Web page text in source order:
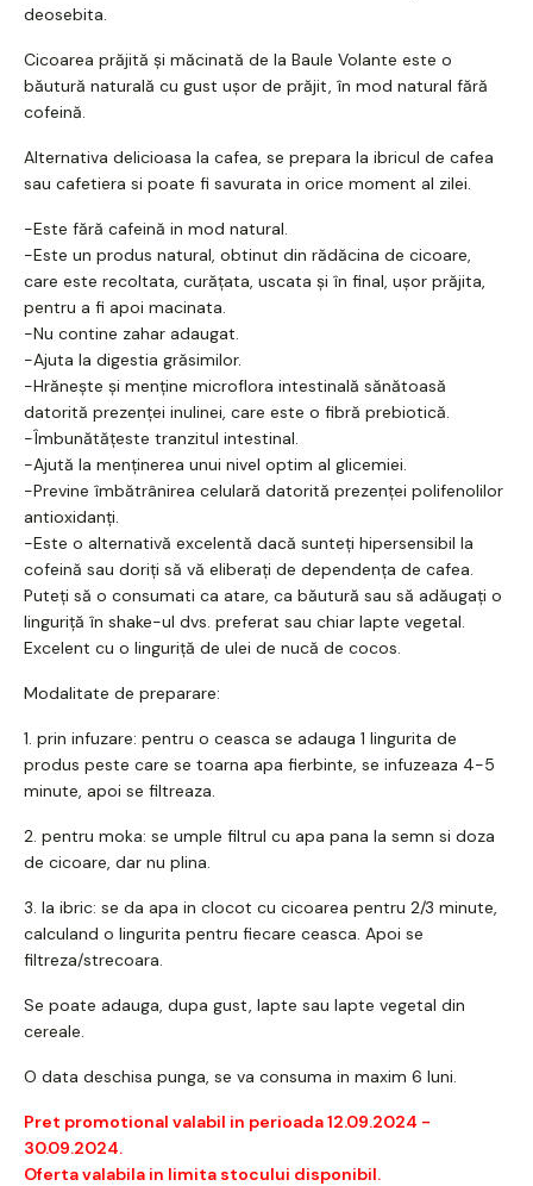
deosebita.
Cicoarea prăjită și măcinată de la Baule Volante este o
băutură naturală cu gust ușor de prăjit, în mod natural fără
cofeină.
Alternativa delicioasa la cafea, se prepara la ibricul de cafea
sau cafetiera si poate fi savurata in orice moment al zilei.
-Este fără cafeină in mod natural.
-Este un produs natural, obtinut din rădăcina de cicoare,
care este recoltata, curățata, uscata și în final, ușor prăjita,
pentru a fi apoi macinata.
-Nu contine zahar adaugat.
-Ajuta la digestia grăsimilor.
-Hrănește și menține microflora intestinală sănătoasă
datorită prezenței inulinei, care este o fibră prebiotică.
-Îmbunătățeste tranzitul intestinal.
-Ajută la menținerea unui nivel optim al glicemiei.
-Previne îmbătrânirea celulară datorită prezenței polifenolilor
antioxidanți.
-Este o alternativă excelentă dacă sunteți hipersensibil la
cofeină sau doriți să vă eliberați de dependența de cafea.
Puteți să o consumati ca atare, ca băutură sau să adăugați o
linguriță în shake-ul dvs. preferat sau chiar lapte vegetal.
Excelent cu o linguriță de ulei de nucă de cocos.
Modalitate de preparare:
1. prin infuzare: pentru o ceasca se adauga 1 lingurita de
produs peste care se toarna apa fierbinte, se infuzeaza 4-5
minute, apoi se filtreaza.
2. pentru moka: se umple filtrul cu apa pana la semn si doza
de cicoare, dar nu plina.
3. la ibric: se da apa in clocot cu cicoarea pentru 2/3 minute,
calculand o lingurita pentru fiecare ceasca. Apoi se
filtreza/strecoara.
Se poate adauga, dupa gust, lapte sau lapte vegetal din
cereale.
O data deschisa punga, se va consuma in maxim 6 luni.
Pret promotional valabil in perioada 12.09.2024 -
30.09.2024.
Oferta valabila in limita stocului disponibil.